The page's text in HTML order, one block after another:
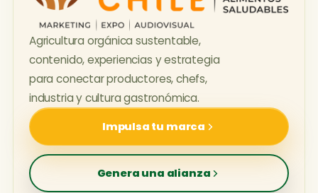
Agricultura orgánica sustentable,
contenido, experiencias y estrategia
para conectar productores, chefs,
industria y cultura gastronómica.
Impulsa tu marca
Genera una alianza